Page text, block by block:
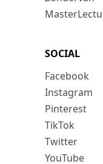
SOCIAL
Facebook
Instagram
Pinterest
TikTok
Twitter
YouTube